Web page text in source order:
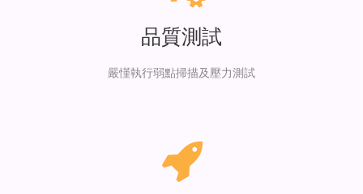
品質測試
嚴慬執行弱點掃描及壓力測試